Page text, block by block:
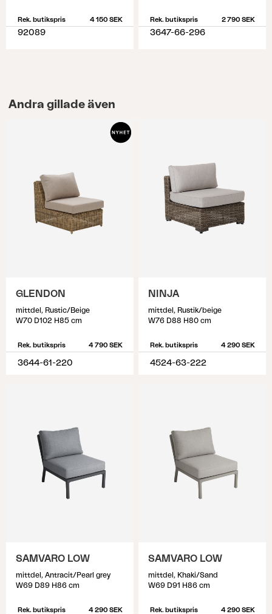
Rek. butikspris 4 150 SEK
92089
Rek. butikspris 2 790 SEK
3647-66-296
Andra gillade även
GLENDON
mittdel, Rustic/Beige
W70 D102 H85 cm
Rek. butikspris 4 790 SEK
3644-61-220
NINJA
mittdel, Rustik/beige
W76 D88 H80 cm
Rek. butikspris 4 290 SEK
4524-63-222
SAMVARO LOW
mittdel, Antracit/Pearl grey
W69 D89 H86 cm
Rek. butikspris 4 290 SEK
SAMVARO LOW
mittdel, Khaki/Sand
W69 D91 H86 cm
Rek. butikspris 4 290 SEK